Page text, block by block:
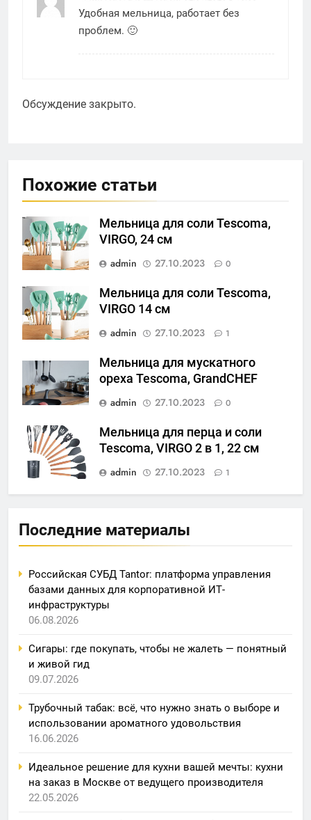
Удобная мельница, работает без
проблем. 🙂
Обсуждение закрыто.
Похожие статьи
Мельница для соли Tescoma,
VIRGO, 24 cм
admin
27.10.2023 0
Мельница для соли Tescoma,
VIRGO 14 см
admin
27.10.2023 1
Мельница для мускатного
ореха Tescoma, GrandCHEF
admin
27.10.2023 0
Мельница для перца и соли
Tescoma, VIRGO 2 в 1, 22 см
admin
27.10.2023 1
Последние материалы
Российская СУБД Tantor: платформа управления
базами данных для корпоративной ИТ-
инфраструктуры
06.08.2026
Сигары: где покупать, чтобы не жалеть — понятный
и живой гид
09.07.2026
Трубочный табак: всё, что нужно знать о выборе и
использовании ароматного удовольствия
16.06.2026
Идеальное решение для кухни вашей мечты: кухни
на заказ в Москве от ведущего производителя
22.05.2026